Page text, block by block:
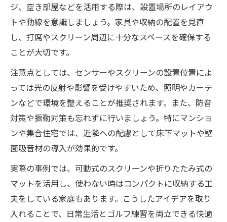
ジ、空き部屋などを活用する際は、設置場所のレイアウ
トや動線を意識しましょう。家具や収納の配置を見直
し、打席やスクリーン周辺に十分なスペースを確保する
ことが大切です。
注意点としては、センサーやスクリーンの設置位置によ
っては光の反射や影響を受けやすいため、照明やカーテ
ンなどで環境を整えることが推奨されます。また、防音
対策や振動対策も忘れずに行いましょう。特にマンショ
ンや集合住宅では、近隣への配慮として床下マットや壁
面吸音材の導入が効果的です。
実際の事例では、可動式のスクリーンや折りたたみ式の
マットを活用し、使わない時はコンパクトに収納する工
夫をしている家庭もあります。こうしたアイデアを取り
入れることで、日常生活とゴルフ練習を両立できる快適